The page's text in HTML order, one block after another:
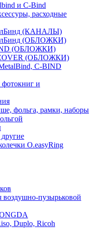
и C-Bind
расходные
(КАНАЛЫ)
(ОБЛОЖКИ)
(ОБЛОЖКИ)
(ОБЛОЖКИ)
C-BIND
фотокниг и
фольга, рамки, наборы
O.easyRing
воздушно-пузырьковой
Duplo, Ricoh